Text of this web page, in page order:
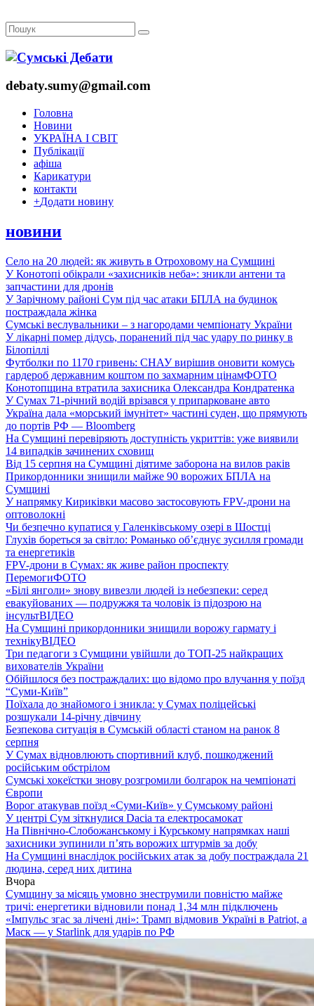
debaty.sumy@gmail.com
Головна
Новини
УКРАЇНА І СВІТ
Публікації
афіша
Карикатури
контакти
+Додати новину
новини
Село на 20 людей: як живуть в Отроховому на Сумщині
У Конотопі обікрали «захисників неба»: зникли антени та
запчастини для дронів
У Зарічному районі Сум під час атаки БПЛА на будинок
постраждала жінка
Сумські веслувальники – з нагородами чемпіонату України
У лікарні помер дідусь, поранений під час удару по ринку в
Білопіллі
Футболки по 1170 гривень: СНАУ вирішив оновити комусь
гардероб державним коштом по захмарним цінамФОТО
Конотопщина втратила захисника Олександра Кондратенка
У Сумах 71-річний водій врізався у припарковане авто
Україна дала «морський імунітет» частині суден, що прямують
до портів РФ — Bloomberg
На Сумщині перевіряють доступність укриттів: уже виявили
14 випадків зачинених сховищ
Від 15 серпня на Сумщині діятиме заборона на вилов раків
Прикордонники знищили майже 90 ворожих БПЛА на
Сумщині
У напрямку Кириківки масово застосовують FPV-дрони на
оптоволокні
Чи безпечно купатися у Галенківському озері в Шостці
Глухів бореться за світло: Романько об’єднує зусилля громади
та енергетиків
FPV-дрони в Сумах: як живе район проспекту
ПеремогиФОТО
«Білі янголи» знову вивезли людей із небезпеки: серед
евакуйованих — подружжя та чоловік із підозрою на
інсультВІДЕО
На Сумщині прикордонники знищили ворожу гармату і
технікуВІДЕО
Три педагоги з Сумщини увійшли до ТОП-25 найкращих
вихователів України
Обійшлося без постраждалих: що відомо про влучання у поїзд
“Суми-Київ”
Поїхала до знайомого і зникла: у Сумах поліцейські
розшукали 14-річну дівчину
Безпекова ситуація в Сумській області станом на ранок 8
серпня
У Сумах відновлюють спортивний клуб, пошкоджений
російським обстрілом
Сумські хокеїстки знову розгромили болгарок на чемпіонаті
Європи
Ворог атакував поїзд «Суми-Київ» у Сумському районі
У центрі Сум зіткнулися Dacia та електросамокат
На Північно-Слобожанському і Курському напрямках наші
захисники зупинили п’ять ворожих штурмів за добу
На Сумщині внаслідок російських атак за добу постраждала 21
людина, серед них дитина
Вчора
Сумщину за місяць умовно знеструмили повністю майже
тричі: енергетики відновили понад 1,34 млн підключень
«Імпульс згас за лічені дні»: Трамп відмовив Україні в Patriot, а
Маск — у Starlink для ударів по РФ